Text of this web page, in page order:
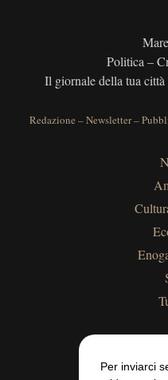
Politica –
Il giornale della tua città
Redazione –Newsletter–
Per inviarci